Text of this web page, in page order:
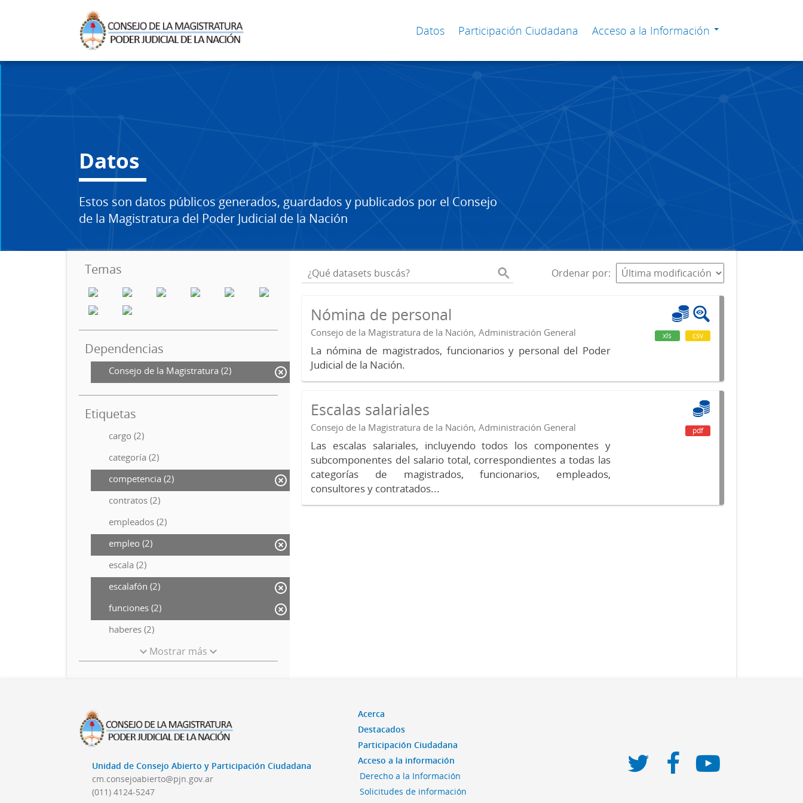
Datos Participación Ciudadana Acceso a la Información
Datos
Estos son datos públicos generados, guardados y publicados por el Consejo
de la Magistratura del Poder Judicial de la Nación
Temas
Dependencias
Consejo de la Magistratura (2)
Etiquetas
cargo (2)
categoría (2)
competencia (2)
contratos (2)
empleados (2)
empleo (2)
escala (2)
escalafón (2)
funciones (2)
haberes (2)
Mostrar más
Ordenar por
Nómina de personal
Consejo de la Magistratura de la Nación, Administración General
La nómina de magistrados, funcionarios y personal del Poder
Judicial de la Nación.
xls csv
Escalas salariales
Consejo de la Magistratura de la Nación, Administración General
Las escalas salariales, incluyendo todos los componentes y
subcomponentes del salario total, correspondientes a todas las
categorías de magistrados, funcionarios, empleados,
consultores y contratados...
pdf
Unidad de Consejo Abierto y Participación Ciudadana
cm.consejoabierto@pjn.gov.ar
(011) 4124-5247
Acerca
Destacados
Participación Ciudadana
Acceso a la información
Derecho a la Información
Solicitudes de información